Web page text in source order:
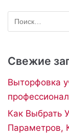
Свежие
Выторфовка
Как Выбрать
Параметров,